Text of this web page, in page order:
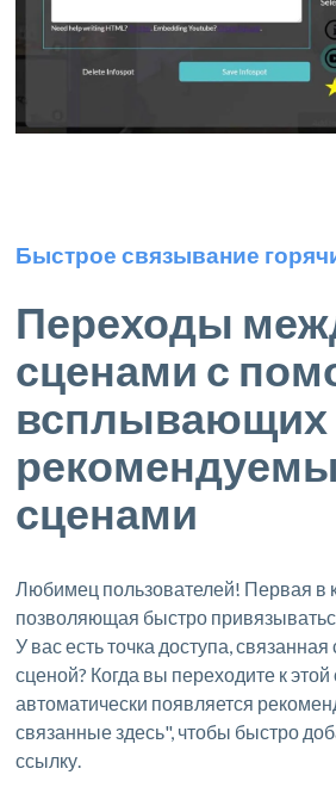
Быстрое связывание
Переходы
сценами с
всплывающих
сценами
Любимец пользователей! Первая в
позволяющая быстро
У вас есть точка доступа,
сценой? Когда вы переходите к этой
автоматически появляется
связанные здесь", чтобы быстро
ссылку.